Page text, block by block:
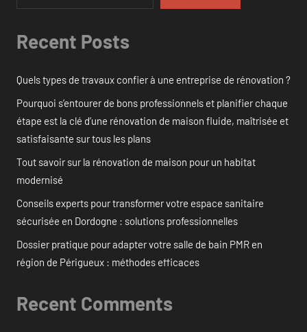
Recent Posts
Quels types de travaux confier à une entreprise de rénovation ?
Pourquoi s’entourer de bons professionnels et planifier chaque
étape est la clé d’une rénovation de maison fluide, maîtrisée et
satisfaisante sur tous les plans
Tout savoir sur la rénovation de maison pour un habitat
modernisé
Conseils experts pour transformer votre espace sanitaire
sécurisée en Dordogne : solutions professionnelles
Dossier pratique pour adapter votre salle de bain PMR en
région de Périgueux : méthodes efficaces
Recent Comments